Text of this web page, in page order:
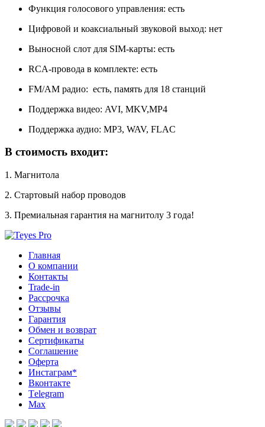
Функция голосового управления: есть
Цифровой и коаксиальный звуковой выход: нет
Выносной слот для SIM-карты: есть
RCA-провода в комплекте: есть
FM/АM радио: есть, память для 18 станций
Поддержка видео: AVI, MKV,MP4
Поддержка аудио: MP3, WAV, FLAC
В стоимость входит:
1. Магнитола
2. Стартовый набор проводов
3. Премиальная гарантия на магнитолу 3 года!
Главная
О компании
Контакты
Trade-in
Рассрочка
Отзывы
Гарантия
Обмен и возврат
Сертификаты
Соглашение
Оферта
Инcтаграм*
Вконтакте
Тelegram
Max